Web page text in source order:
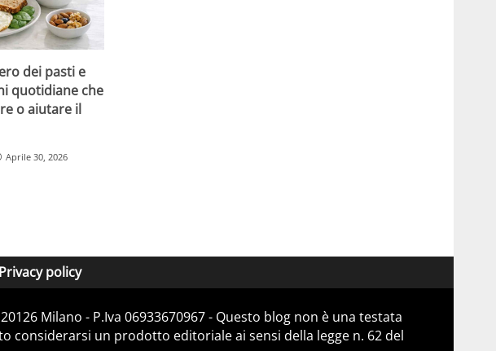
dei pasti e
quotidiane che
o aiutare il
Aprile 30, 2026
Privacy policy
Milano - P.Iva 06933670967 - Questo blog non è una testata
considerarsi un prodotto editoriale ai sensi della legge n. 62 del